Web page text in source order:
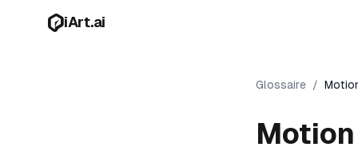
iArt.ai
Glossaire /